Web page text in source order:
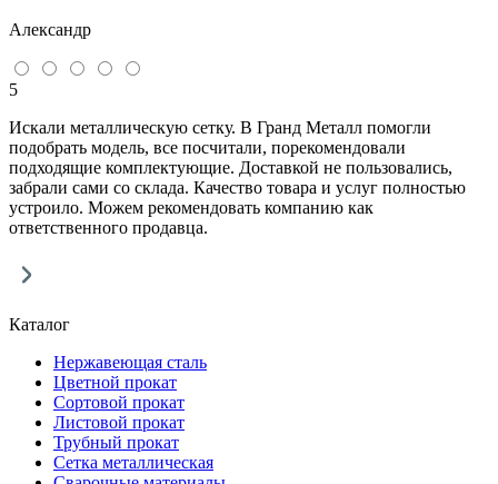
Александр
5
Искали металлическую сетку. В Гранд Металл помогли
подобрать модель, все посчитали, порекомендовали
подходящие комплектующие. Доставкой не пользовались,
забрали сами со склада. Качество товара и услуг полностью
устроило. Можем рекомендовать компанию как
ответственного продавца.
Каталог
Нержавеющая сталь
Цветной прокат
Сортовой прокат
Листовой прокат
Трубный прокат
Сетка металлическая